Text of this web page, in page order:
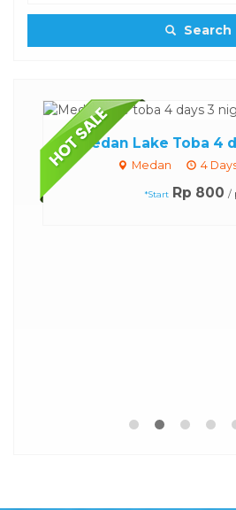
Search
Medan Lake Toba 4
Medan 4
*Start Rp 800 /